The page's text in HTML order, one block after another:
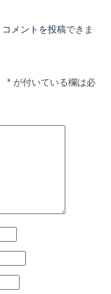
コメントを投稿できま
* が付いている欄は必